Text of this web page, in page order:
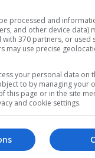
të cilat u
vendimit
/
processed and
and other device data)
with 370 partners, or used
may use precise
your personal data on
to by managing your
this page or in the site
and cookie settings.